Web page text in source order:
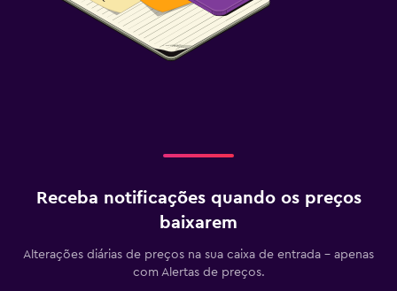
Receba notificações quando os preços
baixarem
Alterações diárias de preços na sua caixa de entrada - apenas
com Alertas de preços.